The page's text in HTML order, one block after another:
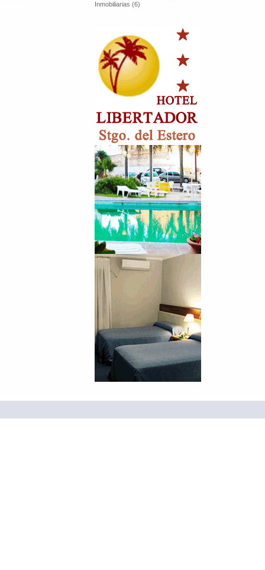
Inmobiliarias (6)